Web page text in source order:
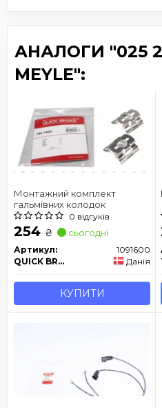
АНАЛОГИ "025
MEYLE":
Монтажний комплект
гальмівних колодок
0 відгуків
254 ₴ сьогодні
Артикул:
1091600
QUICK BRAKE
Данія
КУПИТИ